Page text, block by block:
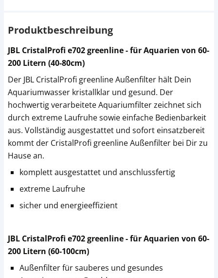
Produktbeschreibung
JBL CristalProfi e702 greenline - für Aquarien von 60-
200 Litern (40-80cm)
Der JBL CristalProfi greenline Außenfilter hält Dein
Aquariumwasser kristallklar und gesund. Der
hochwertig verarbeitete Aquariumfilter zeichnet sich
durch extreme Laufruhe sowie einfache Bedienbarkeit
aus. Vollständig ausgestattet und sofort einsatzbereit
kommt der CristalProfi greenline Außenfilter bei Dir zu
Hause an.
komplett ausgestattet und anschlussfertig
extreme Laufruhe
sicher und energieeffizient
JBL CristalProfi e702 greenline - für Aquarien von 60-
200 Litern (60-100cm)
Außenfilter für sauberes und gesundes